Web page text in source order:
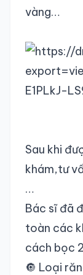
vàng…
Sau khi
khám,tư
…
Bác sĩ đã
toàn các
cách bọc
🔘 Loại